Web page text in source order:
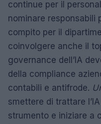
continue per il
nominare responsabili
compito per il
coinvolgere anche il
governance dell’IA
della compliance
contabili e antifrode.
smettere di trattare
strumento e iniziare a